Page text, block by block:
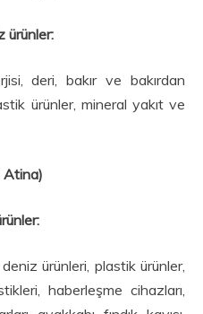
ürünler:
deri, bakır ve bakırdan
ürünler, mineral yakıt ve
Atina)
ürünleri, plastik ürünler,
haberleşme cihazları,